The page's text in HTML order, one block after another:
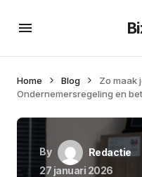
Home Blog
Zo maak
Ondernemersregeling en
By
Redactie
27 januari 2026